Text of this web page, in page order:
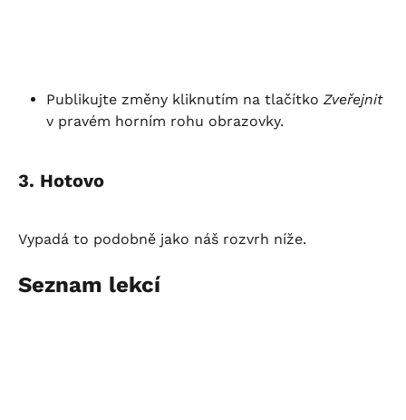
Publikujte změny kliknutím na tlačítko Zveřejnit
v pravém horním rohu obrazovky.
3. Hotovo
Vypadá to podobně jako náš rozvrh níže.
Seznam lekcí